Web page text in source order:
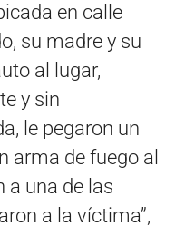
en calle
su madre y su
al lugar,
y sin
le pegaron un
arma de fuego al
a una de las
a la víctima”,